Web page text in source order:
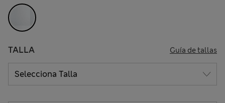
TALLA Guía de tallas